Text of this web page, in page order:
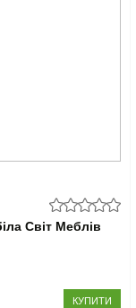
Світ Меблів
КУПИТИ